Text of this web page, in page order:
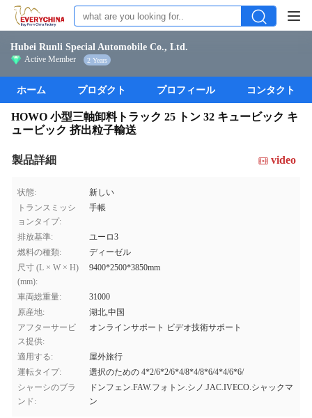
Hubei Runli Special Automobile Co., Ltd.
Active Member 2 Years
ホーム プロダクト プロフィール コンタクト
HOWO 小型三軸卸料トラック 25 トン 32 キュービック キ
ュービック 挤出粒子輸送
製品詳細 video
状態:
新しい
トランスミッシ
ョンタイプ:
手帳
排放基準:
ユーロ3
燃料の種類:
ディーゼル
尺寸 (L × W × H)
(mm):
9400*2500*3850mm
車両総重量:
31000
原産地:
湖北,中国
アフターサービ
ス提供:
オンラインサポート ビデオ技術サポート
適用する:
屋外旅行
運転タイプ:
選択のための 4*2/6*2/6*4/8*4/8*6/4*4/6*6/
シャーシのブラ
ンド:
ドンフェン.FAW.フォトン.シノ.JAC.IVECO.シャックマ
ン